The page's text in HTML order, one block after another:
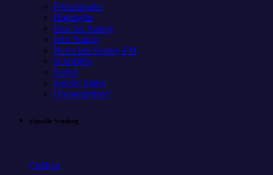
Freizeitparks
Highlights
Jobs bei Sunray
Jobs Sunray
News bei Sunray-FM
SchoBiPa
Sozial
Sunray Slider
Uncategorized
aktuelle Sendung
Chillout